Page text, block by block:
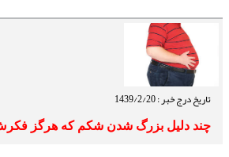
تاریخ درج خبر : 1439/2/20
چند دلیل بزرگ شدن شکم که هرگز